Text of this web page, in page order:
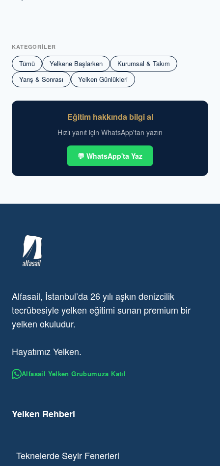
KATEGORİLER
Tümü Yelkene Başlarken
Kurumsal & Takım
Yarış & Sonrası
Yelken Günlükleri
Eğitim hakkında bilgi al
Hızlı yanıt için WhatsApp'tan yazın
💬 WhatsApp'ta Yaz
Alfasail, İstanbul’da 26 yılı aşkın denizcilik
tecrübesiyle yelken eğitimi sunan premium bir
yelken okuludur.
Hayatımız Yelken.
Alfasail Yelken Grubumuza Katıl
Yelken Rehberi
Teknelerde Seyir Fenerleri